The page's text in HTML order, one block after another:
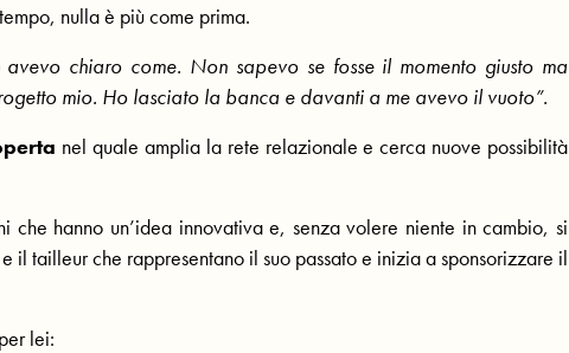
nulla è più come prima.
chiaro come. Non sapevo se fosse il momento giusto ma
mio. Ho lasciato la banca e davanti a me avevo il vuoto”.
nel quale amplia la rete relazionale e cerca nuove possibilità
hanno un’idea innovativa e, senza volere niente in cambio, si
il tailleur che rappresentano il suo passato e inizia a sponsorizzare il
lei: